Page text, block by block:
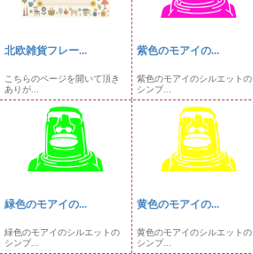
北欧雑貨フレー...
こちらのページを開いて頂き
ありが...
紫色のモアイの...
紫色のモアイのシルエットの
シンプ...
緑色のモアイの...
緑色のモアイのシルエットの
シンプ...
黄色のモアイの...
黄色のモアイのシルエットの
シンプ...